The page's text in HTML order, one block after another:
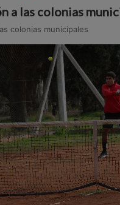
a las colonias
colonias municipales